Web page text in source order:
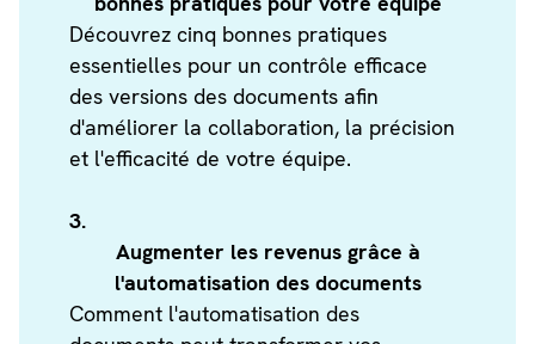
Découvrez cinq bonnes pratiques
essentielles pour un contrôle efficace
des versions des documents afin
d'améliorer la collaboration, la précision
et l'efficacité de votre équipe.
3.
Augmenter les revenus grâce à
l'automatisation des documents
Comment l'automatisation des